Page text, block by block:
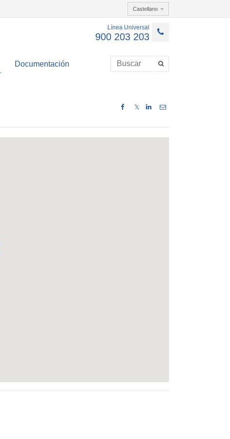
Castellano
Línea Universal
900 203 203
Documentación
𝕏